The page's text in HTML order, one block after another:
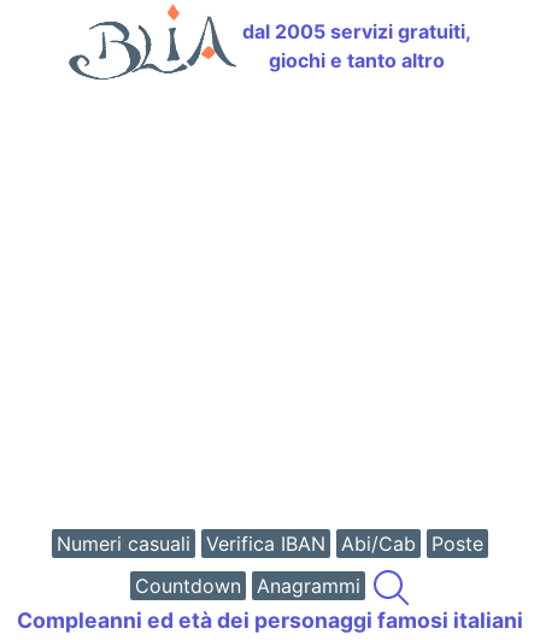
dal 2005 servizi gratuiti,
giochi e tanto altro
Numeri casuali Verifica IBAN Abi/Cab
Poste
Countdown
Anagrammi
Compleanni ed età dei personaggi famosi italiani